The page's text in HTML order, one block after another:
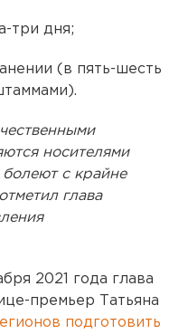
три дня;
(в пять-шесть
носителями
с крайне
глава
2021 года глава
премьер Татьяна
подготовить